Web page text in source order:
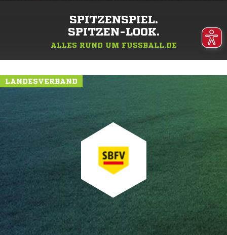
SPITZENSPIEL.
SPITZEN-LOOK.
ALLES RUND UM FUSSBALL.DE
LANDESVERBAND